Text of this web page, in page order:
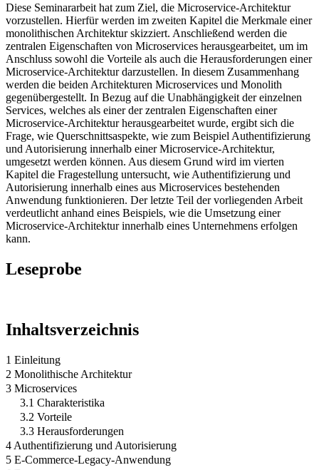
Diese Seminararbeit hat zum Ziel, die Microservice-Architektur
vorzustellen. Hierfür werden im zweiten Kapitel die Merkmale einer
monolithischen Architektur skizziert. Anschließend werden die
zentralen Eigenschaften von Microservices herausgearbeitet, um im
Anschluss sowohl die Vorteile als auch die Herausforderungen einer
Microservice-Architektur darzustellen. In diesem Zusammenhang
werden die beiden Architekturen Microservices und Monolith
gegenübergestellt. In Bezug auf die Unabhängigkeit der einzelnen
Services, welches als einer der zentralen Eigenschaften einer
Microservice-Architektur herausgearbeitet wurde, ergibt sich die
Frage, wie Querschnittsaspekte, wie zum Beispiel Authentifizierung
und Autorisierung innerhalb einer Microservice-Architektur,
umgesetzt werden können. Aus diesem Grund wird im vierten
Kapitel die Fragestellung untersucht, wie Authentifizierung und
Autorisierung innerhalb eines aus Microservices bestehenden
Anwendung funktionieren. Der letzte Teil der vorliegenden Arbeit
verdeutlicht anhand eines Beispiels, wie die Umsetzung einer
Microservice-Architektur innerhalb eines Unternehmens erfolgen
kann.
Leseprobe
Inhaltsverzeichnis
1 Einleitung
2 Monolithische Architektur
3 Microservices
3.1 Charakteristika
3.2 Vorteile
3.3 Herausforderungen
4 Authentifizierung und Autorisierung
5 E-Commerce-Legacy-Anwendung